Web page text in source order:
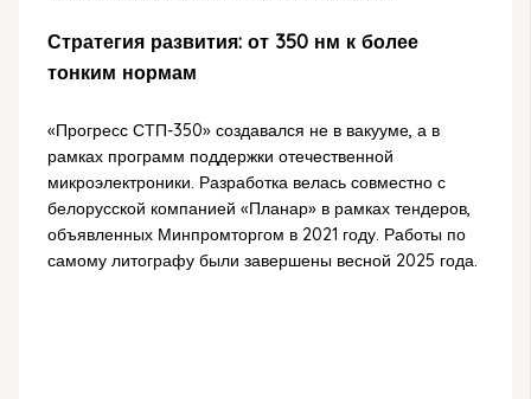
Стратегия развития: от 350 нм к более
тонким нормам
«Прогресс СТП-350» создавался не в вакууме, а в
рамках программ поддержки отечественной
микроэлектроники. Разработка велась совместно с
белорусской компанией «Планар» в рамках тендеров,
объявленных Минпромторгом в 2021 году. Работы по
самому литографу были завершены весной 2025 года.